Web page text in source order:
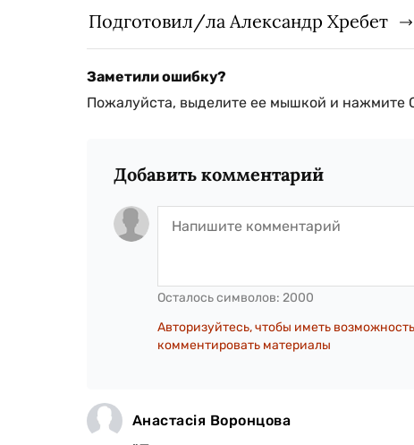
Подготовил/ла Александр Хребет
Заметили ошибку?
Пожалуйста, выделите ее мышкой и нажмите
Добавить комментарий
Осталось символов: 2000
Авторизуйтесь, чтобы иметь возможность
комментировать материалы
Анастасія Воронцова